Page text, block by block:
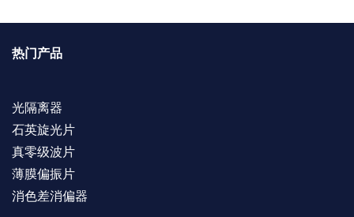
热门产品
光隔离器
石英旋光片
真零级波片
薄膜偏振片
消色差消偏器